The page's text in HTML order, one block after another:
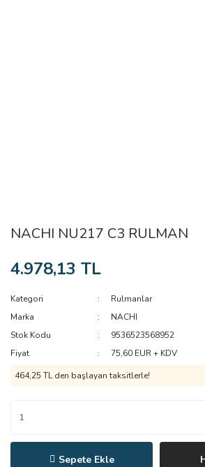
NACHI NU217 C3 RULMAN
4.978,13 TL
Kategori
Rulmanlar
Marka
NACHI
Stok Kodu
9536523568952
Fiyat
75,60 EUR + KDV
464,25 TL den başlayan taksitlerle!
Sepete Ekle